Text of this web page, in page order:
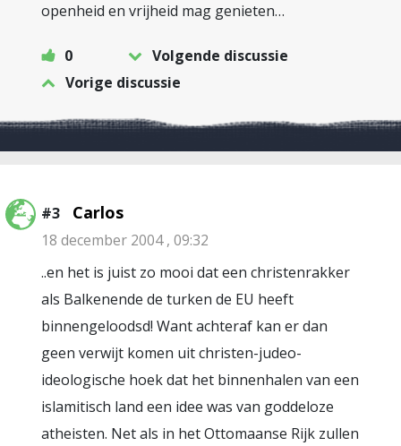
openheid en vrijheid mag genieten…
0
Volgende discussie
Vorige discussie
#3 Carlos
18 december 2004 , 09:32
..en het is juist zo mooi dat een christenrakker
als Balkenende de turken de EU heeft
binnengeloodsd! Want achteraf kan er dan
geen verwijt komen uit christen-judeo-
ideologische hoek dat het binnenhalen van een
islamitisch land een idee was van goddeloze
atheisten. Net als in het Ottomaanse Rijk zullen